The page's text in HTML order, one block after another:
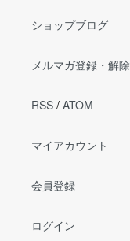
ショップブログ
メルマガ登録・解除
RSS / ATOM
マイアカウント
会員登録
ログイン